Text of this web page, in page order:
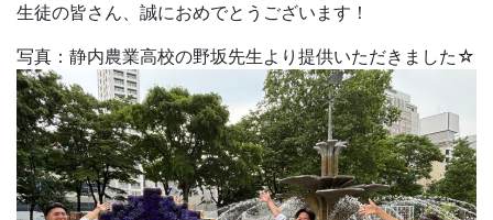
生徒の皆さん、誠におめでとうございます！
写真：静内農業高校の野坂先生より提供いただきました☆